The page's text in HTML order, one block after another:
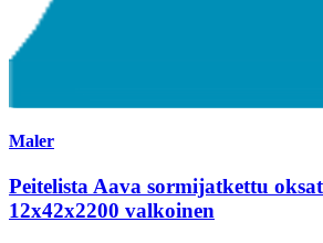
Maler
Peitelista Aava sormijatkettu
12x42x2200 valkoinen